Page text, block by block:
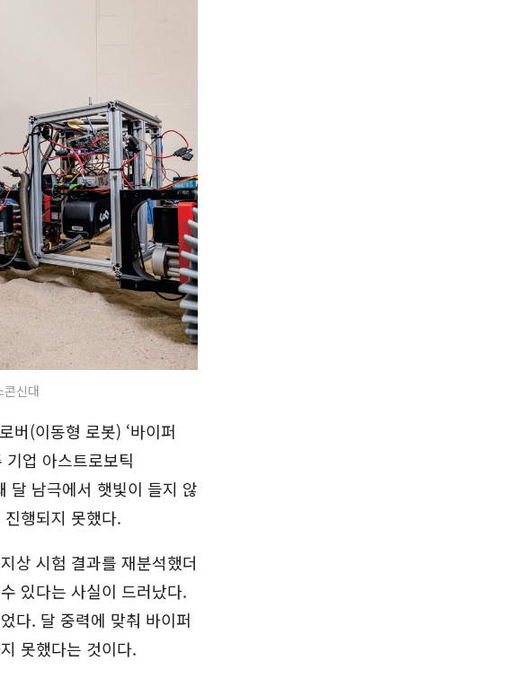
신대
버(이동형 로봇) ‘바이퍼
업 아스트로보틱
남극에서 햇빛이 들지 않
행되지 못했다.
상 시험 결과를 재분석했더
있다는 사실이 드러났다.
다. 달 중력에 맞춰 바이퍼
못했다는 것이다.